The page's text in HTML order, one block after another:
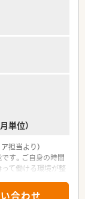
っています。
さい。
ます。
ほか、健診セン
ざした活動を積極
単位）
担当より）
す。ご自身の時間
て働ける環境が整
合わせ